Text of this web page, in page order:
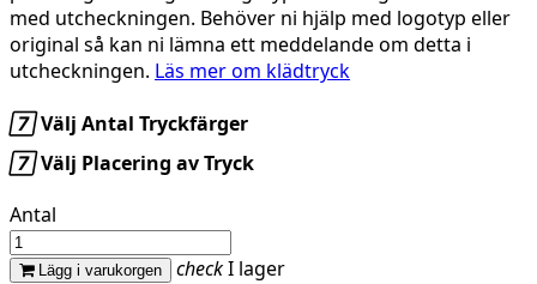
med utcheckningen. Behöver ni hjälp med logotyp eller
original så kan ni lämna ett meddelande om detta i
utcheckningen. Läs mer om klädtryck
Välj Antal Tryckfärger
Välj Placering av Tryck
Antal
Lägg i varukorgen checkI lager